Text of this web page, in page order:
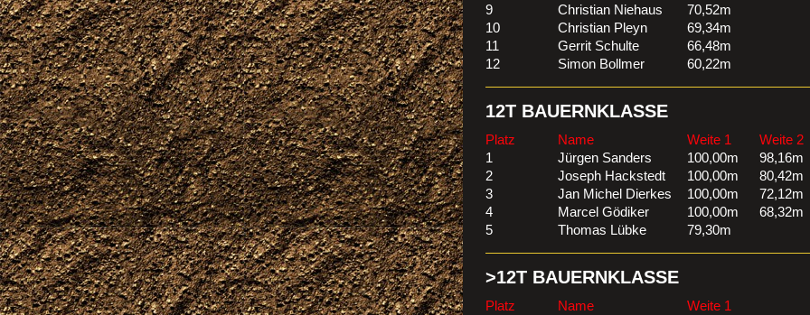
9
Christian Niehaus
70,52m
10
Christian Pleyn
69,34m
11
Gerrit Schulte
66,48m
12
Simon Bollmer 60,22m
12T BAUERNKLASSE
Platz Name Weite 1
Weite 2
1
Jürgen Sanders 100,00m
98,16m
2
Joseph Hackstedt 100,00m
80,42m
3
Jan Michel Dierkes 100,00m
72,12m
4
Marcel Gödiker 100,00m
68,32m
5
Thomas Lübke 79,30m
>12T BAUERNKLASSE
Platz Name
Weite 1